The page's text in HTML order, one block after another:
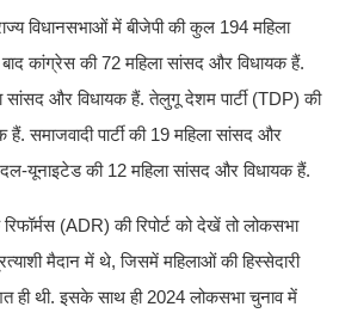
विधानसभाओं में बीजेपी की कुल 194 महिला
कांग्रेस की 72 महिला सांसद और विधायक हैं.
और विधायक हैं. तेलुगू देशम पार्टी (TDP) की
समाजवादी पार्टी की 19 महिला सांसद और
यूनाइटेड की 12 महिला सांसद और विधायक हैं.
(ADR) की रिपोर्ट को देखें तो लोकसभा
मैदान में थे, जिसमें महिलाओं की हिस्सेदारी
ही थी. इसके साथ ही 2024 लोकसभा चुनाव में